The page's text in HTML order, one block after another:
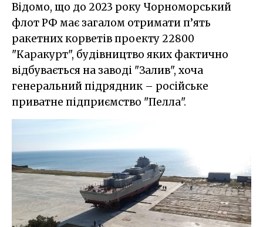
Відомо, що до 2023 року Чорноморський
флот РФ має загалом отримати п’ять
ракетних корветів проекту 22800
"Каракурт", будівництво яких фактично
відбувається на заводі "Залив", хоча
генеральний підрядник – російське
приватне підприємство "Пелла".